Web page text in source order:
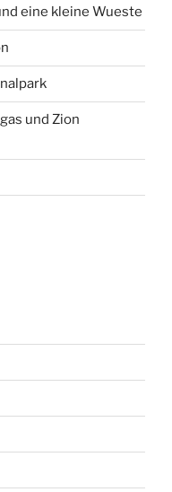
eine kleine Wueste
und Zion